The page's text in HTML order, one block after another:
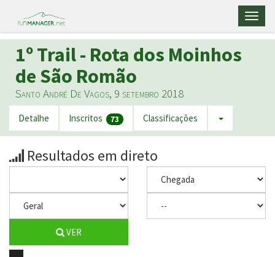
1º Trail - Rota dos Moinhos
de São Romão
Santo André De Vagos, 9 setembro 2018
Detalhe Inscritos 73 Classificações
Resultados em direto
VER